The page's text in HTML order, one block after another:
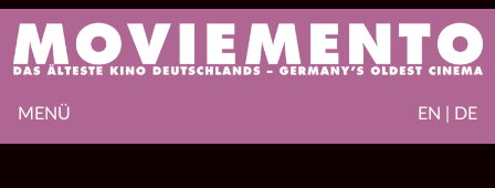
EN | DE
MENÜ